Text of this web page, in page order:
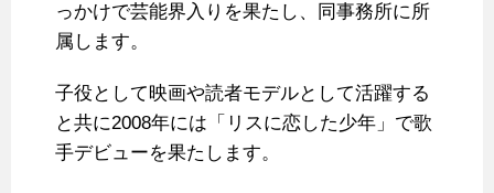
っかけで芸能界入りを果たし、同事務所に所
属します。
子役として映画や読者モデルとして活躍する
と共に2008年には「リスに恋した少年」で歌
手デビューを果たします。